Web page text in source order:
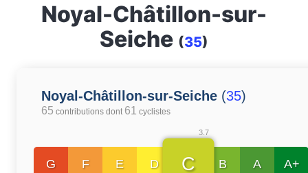
Noyal-Châtillon-sur-
Seiche (35)
Noyal-Châtillon-sur-Seiche (35)
65 contributions dont 61 cyclistes
G F E D
3.7
C B A A+